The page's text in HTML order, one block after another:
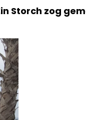
Storch zog